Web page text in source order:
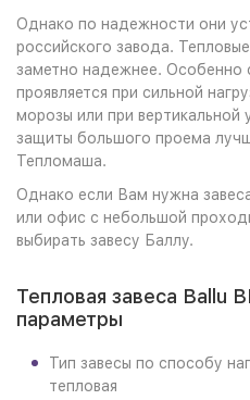
Однако по надежности они
российского завода.
заметно надежнее. Особенно
проявляется при сильной
морозы или при вертикальной
защиты большого проема
Тепломаша.
Однако если Вам нужна
или офис с небольшой
выбирать завесу Баллу.
Тепловая завеса Ballu
параметры
Тип завесы по способу
тепловая